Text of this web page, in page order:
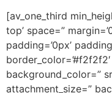
[av_one_third
top’ space=”
padding=’0px’
border_color=’#f2f2f2′
background_color=”
attachment_size=”